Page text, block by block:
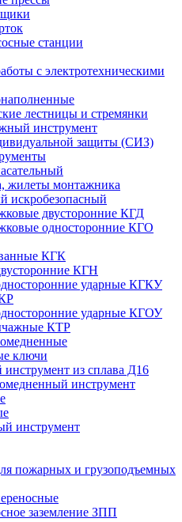
станции
с электротехническими
лестницы и стремянки
инструмент
защиты (СИЗ)
жилеты монтажника
искробезопасный
двусторонние КГД
односторонние КГО
КГК
КГН
ударные КГКУ
ударные КГОУ
КТР
ключи
из сплава Д16
инструмент
инструмент
пожарных и грузоподъемных
заземление ЗПП